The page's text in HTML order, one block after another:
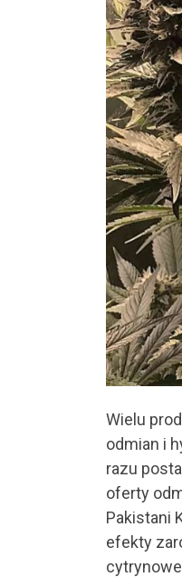
Wielu
odmian i
razu
oferty
Pakistani
efekty